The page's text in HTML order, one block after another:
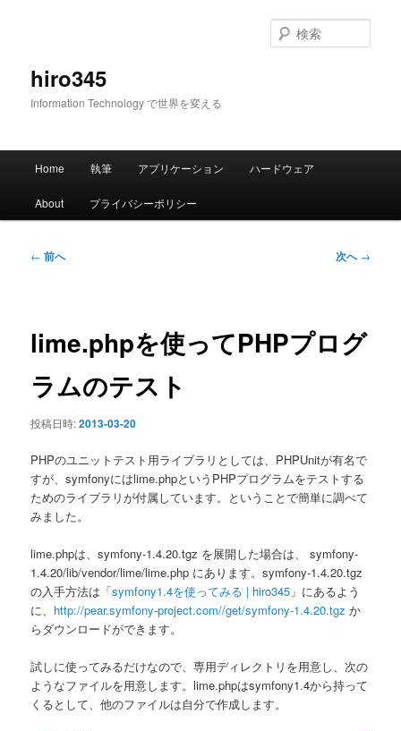
hiro345
Information Technology で世界を変える
索
メ
Home 執筆 アプリケーション ハードウェア
About プライバシーポリシー
投
ョ
ン
← 前へ 次へ→
lime.phpを使ってPHPプログ
ラムのテスト
投稿日時:2013-03-20
PHPのユニットテスト用ライブラリとしては、PHPUnitが有名で
すが、symfonyにはlime.phpというPHPプログラムをテストする
ためのライブラリが付属しています。ということで簡単に調べて
みました。
lime.phpは、symfony-1.4.20.tgz を展開した場合は、 symfony-
1.4.20/lib/vendor/lime/lime.php にあります。symfony-1.4.20.tgz
の入手方法は「symfony1.4を使ってみる | hiro345 」にあるよう
に、 http://pear.symfony-project.com//get/symfony-1.4.20.tgz か
らダウンロードができます。
試しに使ってみるだけなので、専用ディレクトリを用意し、次の
ようなファイルを用意します。lime.phpはsymfony1.4から持って
くるとして、他のファイルは自分で作成します。